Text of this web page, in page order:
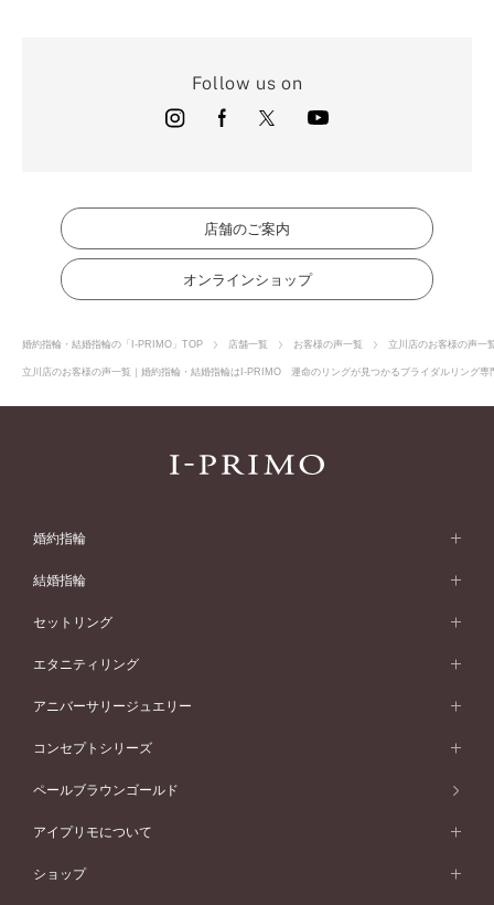
Follow us on
店舗のご案内
オンラインショップ
婚約指輪・結婚指輪の「I-PRIMO」TOP 店舗一覧 お客様の声一覧 立川店のお客様の声一
立川店のお客様の声一覧｜婚約指輪・結婚指輪はI-PRIMO 運命のリングが見つかるブライダルリング専
婚約指輪
婚約指輪 (エンゲージリング)
婚約指輪一覧
ピンクゴールド
ペールブラウンゴールド
ウェーブライン
V字ライン
ワンサイドメレ
ダブルサイドメレ
シンプル
フェミニン
モード
50万円台～
40万円台～
婚約指輪 人気ランキング
結婚指輪
結婚指輪 (マリッジリング)
結婚指輪一覧
ピンクゴールド
ペールブラウンゴールド
ウェーブライン
V字ライン
ワンメレ
セベラルメレ
シンプル
フェミニン
50万円～
セットリング
セットリング
セットリング一覧
ピンクゴールド
ペールブラウンゴールド
エタニティリング
エタニティリング
エタニティリング一覧
ピンクゴールド
アニバーサリージュエリー
アニバーサリージュエリー
アニバーサリージュエリー一覧
ファッションリング
コンセプトシリーズ
コンセプトシリーズ
オリジンビリーフ
ペールブラウンゴールド
アイプリモについて
アイプリモについて
ショップ